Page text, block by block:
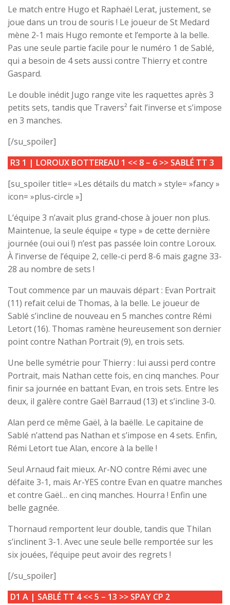
Le match entre Hugo et Raphaël Lerat, justement, se
joue dans un trou de souris ! Le joueur de St Medard
mène 2-1 mais Hugo remonte et l’emporte à la belle.
Pas une seule partie facile pour le numéro 1 de Sablé,
qui a besoin de 4 sets aussi contre Thierry et contre
Gaspard.
Le double inédit Jugo range vite les raquettes après 3
petits sets, tandis que Travers² fait l’inverse et s’impose
en 3 manches.
[/su_spoiler]
R3 1 | LOROUX BOTTEREAU 1 << 8 – 6 >> SABLÉ TT 3
[su_spoiler title= »Les détails du match » style= »fancy »
icon= »plus-circle »]
L’équipe 3 n’avait plus grand-chose à jouer non plus.
Maintenue, la seule équipe « type » de cette dernière
journée (oui oui !) n’est pas passée loin contre Loroux.
À l’inverse de l’équipe 2, celle-ci perd 8-6 mais gagne 33-
28 au nombre de sets !
Tout commence par un mauvais départ : Evan Portrait
(11) refait celui de Thomas, à la belle. Le joueur de
Sablé s’incline de nouveau en 5 manches contre Rémi
Letort (16). Thomas ramène heureusement son dernier
point contre Nathan Portrait (9), en trois sets.
Une belle symétrie pour Thierry : lui aussi perd contre
Portrait, mais Nathan cette fois, en cinq manches. Pour
finir sa journée en battant Evan, en trois sets. Entre les
deux, il galère contre Gaël Barraud (13) et s’incline 3-0.
Alan perd ce même Gaël, à la baëlle. Le capitaine de
Sablé n’attend pas Nathan et s’impose en 4 sets. Enfin,
Rémi Letort tue Alan, encore à la belle !
Seul Arnaud fait mieux. Ar-NO contre Rémi avec une
défaite 3-1, mais Ar-YES contre Evan en quatre manches
et contre Gaël… en cinq manches. Hourra ! Enfin une
belle gagnée.
Thornaud remportent leur double, tandis que Thilan
s’inclinent 3-1. Avec une seule belle remportée sur les
six jouées, l’équipe peut avoir des regrets !
[/su_spoiler]
D1 A | SABLÉ TT 4<<5 – 13 >> SPAY CP 2